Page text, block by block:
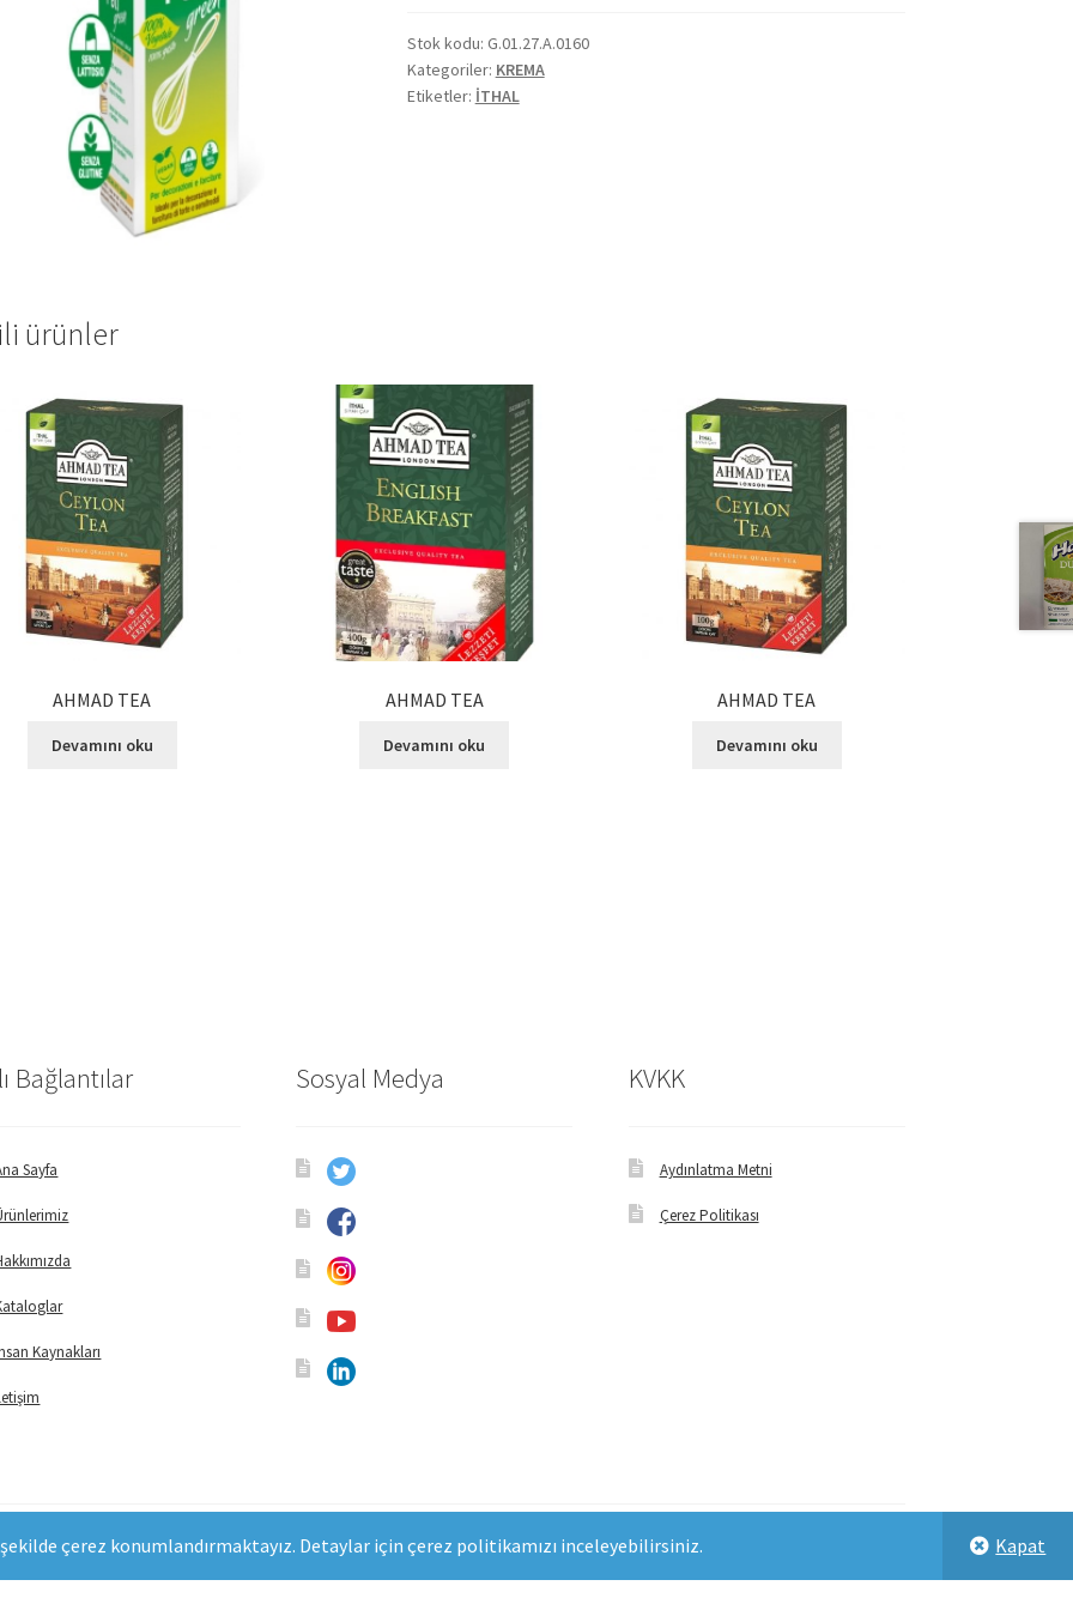
çerez konumlandırmaktayız. Detaylar için çerez politikamızı inceleyebilirsiniz. Kapat
Stok kodu: G.01.27.A.0160
Kategoriler: KREMA
Etiketler: İTHAL
ürünler
AHMAD TEA
Devamını oku
AHMAD TEA
Devamını oku
AHMAD TEA
Devamını oku
Bağlantılar
Sayfa
Kaynakları
Sosyal Medya KVKK
Aydınlatma Metni
Çerez Politikası